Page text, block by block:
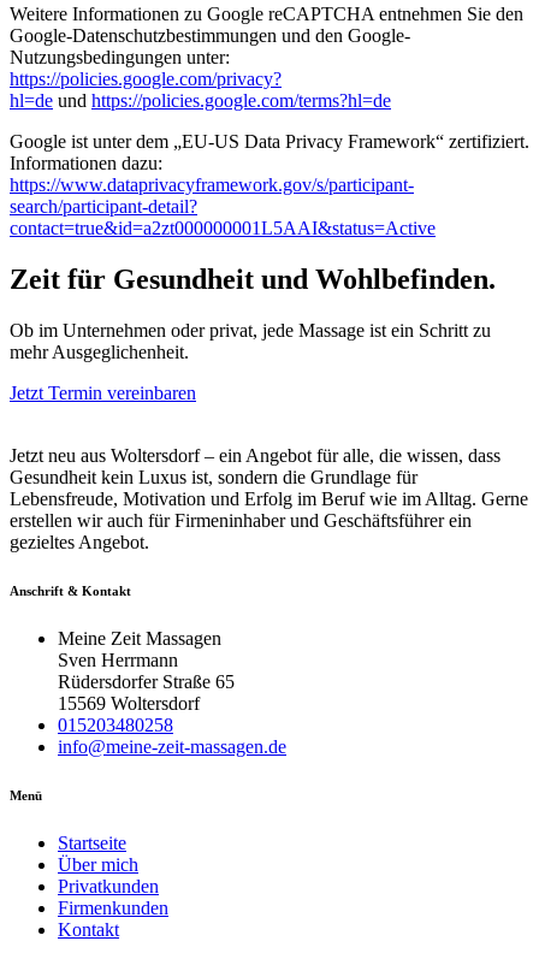
Weitere Informationen zu Google reCAPTCHA entnehmen Sie den
Google-Datenschutzbestimmungen und den Google-
Nutzungsbedingungen unter:
https://policies.google.com/privacy?
hl=de und https://policies.google.com/terms?hl=de
Google ist unter dem „EU-US Data Privacy Framework“ zertifiziert.
Informationen dazu:
https://www.dataprivacyframework.gov/s/participant-
search/participant-detail?
contact=true&id=a2zt000000001L5AAI&status=Active
Zeit für Gesundheit und Wohlbefinden.
Ob im Unternehmen oder privat, jede Massage ist ein Schritt zu
mehr Ausgeglichenheit.
Jetzt Termin vereinbaren
Jetzt neu aus Woltersdorf – ein Angebot für alle, die wissen, dass
Gesundheit kein Luxus ist, sondern die Grundlage für
Lebensfreude, Motivation und Erfolg im Beruf wie im Alltag. Gerne
erstellen wir auch für Firmeninhaber und Geschäftsführer ein
gezieltes Angebot.
Anschrift & Kontakt
Meine Zeit Massagen
Sven Herrmann
Rüdersdorfer Straße 65
15569 Woltersdorf
015203480258
info@meine-zeit-massagen.de
Menü
Startseite
Über mich
Privatkunden
Firmenkunden
Kontakt